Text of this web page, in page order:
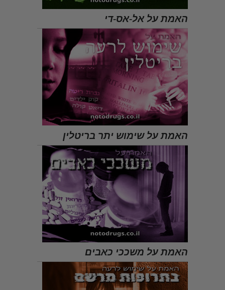
האמת על אל-אס-די
האמת על שימוש יתר בריטלין
האמת על משככי כאבים